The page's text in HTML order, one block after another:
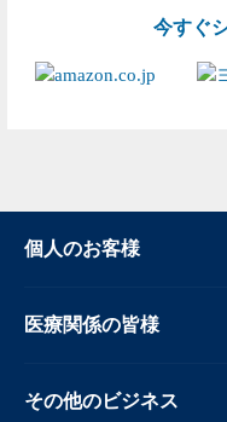
今すぐ
個人のお客様
医療関係の皆様
その他のビジネス